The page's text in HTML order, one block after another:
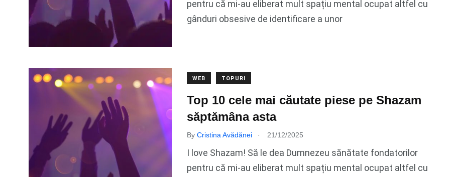
pentru că mi-au eliberat mult spațiu mental ocupat altfel cu
gânduri obsesive de identificare a unor
WEB TOPURI
Top 10 cele mai căutate piese pe Shazam
săptămâna asta
By Cristina Avădănei 21/12/2025
I love Shazam! Să le dea Dumnezeu sănătate fondatorilor
pentru că mi-au eliberat mult spațiu mental ocupat altfel cu